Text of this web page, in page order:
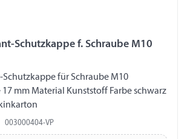
Schutzkappe f. Schraube M10
für Schraube M10
17 mm Material Kunststoff Farbe schwarz
003000404-VP